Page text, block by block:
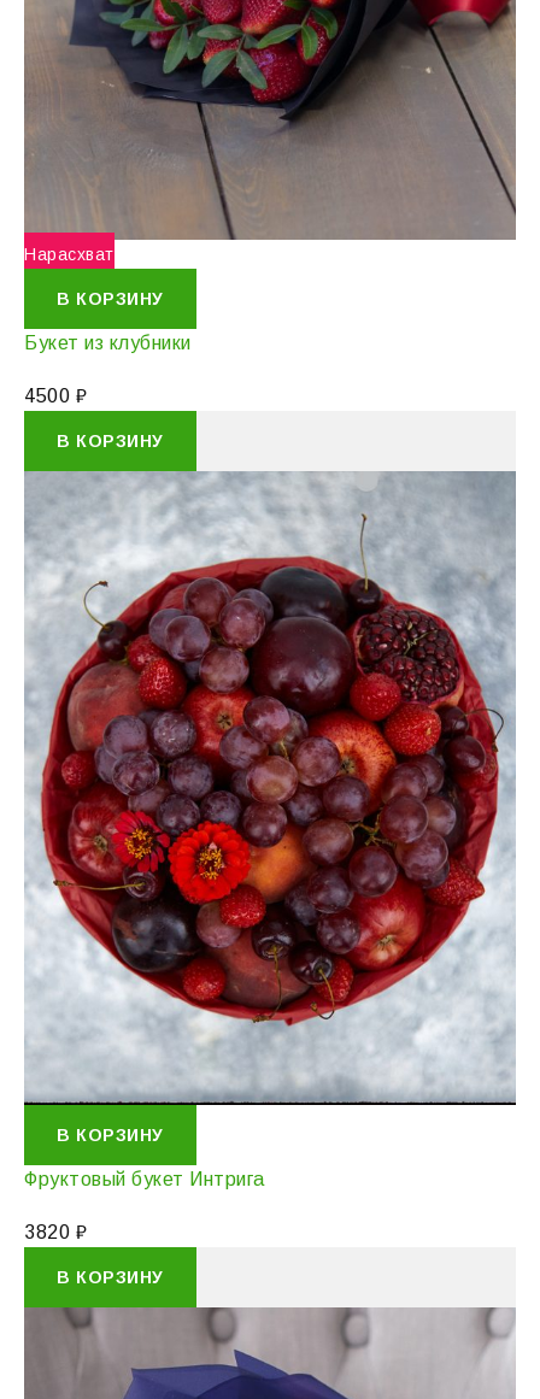
Нарасхват
В КОРЗИНУ
Букет из клубники
4500 ₽
В КОРЗИНУ
В КОРЗИНУ
Фруктовый букет Интрига
3820 ₽
В КОРЗИНУ